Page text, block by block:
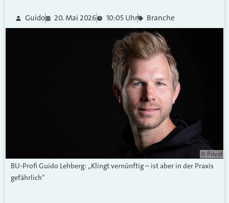
Guido 20. Mai 2026 10:05 Uhr Branche
© Privat
BU-Profi Guido Lehberg: „Klingt vernünftig – ist aber in der Praxis
gefährlich“